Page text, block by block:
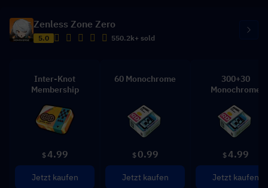
Zenless Zone Zero
5.0 550.2k+ sold
Inter-Knot
Membership
$4.99
Jetzt kaufen
60 Monochrome
$ 0.99
Jetzt kaufen
300+30
Monochrome
$4.99
Jetzt kaufen